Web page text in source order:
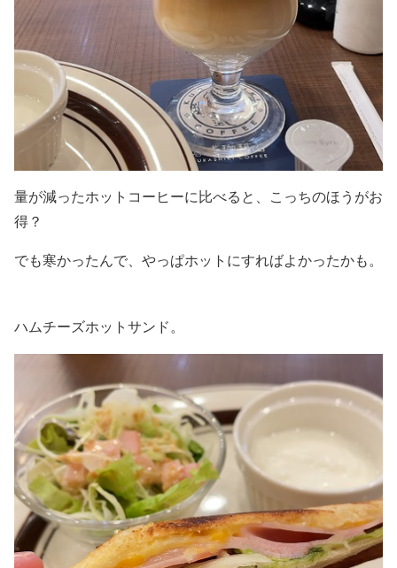
量が減ったホットコーヒーに比べると、こっちのほうがお
得？
でも寒かったんで、やっぱホットにすればよかったかも。
ハムチーズホットサンド。